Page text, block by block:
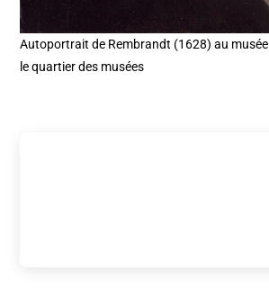
Autoportrait de Rembrandt (1628) au
le quartier des musées